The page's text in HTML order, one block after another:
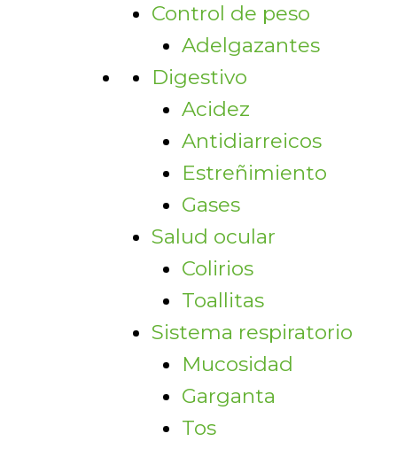
Control de peso
Adelgazantes
Digestivo
Acidez
Antidiarreicos
Estreñimiento
Gases
Salud ocular
Colirios
Toallitas
Sistema respiratorio
Mucosidad
Garganta
Tos